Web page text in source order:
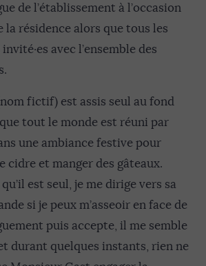
de l’établissement à l’occasion
la résidence alors que tous les
avec l’ensemble des
fictif) est assis seul au fond
tout le monde est réuni par
une ambiance festive pour
cidre et manger des gâteaux.
est seul, je me dirige vers sa
si je peux m’asseoir en face de
puis accepte, il me semble
durant quelques instants, rien ne